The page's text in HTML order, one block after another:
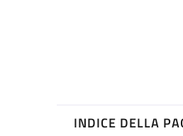
INDICE DELLA